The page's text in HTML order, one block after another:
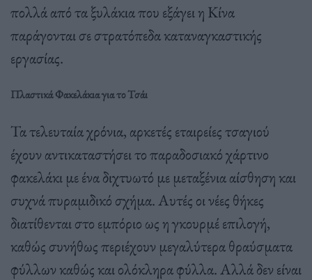
πολλά από τα ξυλάκια που εξάγει η Κίνα
παράγονται σε στρατόπεδα καταναγκαστικής
εργασίας.
Πλαστικά Φακελάκια για το Τσάι
Τα τελευταία χρόνια, αρκετές εταιρείες τσαγιού
έχουν αντικαταστήσει το παραδοσιακό χάρτινο
φακελάκι με ένα διχτυωτό με μεταξένια αίσθηση και
συχνά πυραμιδικό σχήμα. Αυτές οι νέες θήκες
διατίθενται στο εμπόριο ως η γκουρμέ επιλογή,
καθώς συνήθως περιέχουν μεγαλύτερα θραύσματα
φύλλων καθώς και ολόκληρα φύλλα. Αλλά δεν είναι